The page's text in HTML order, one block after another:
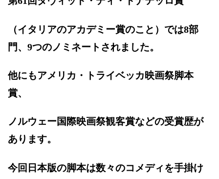
（イタリアのアカデミー賞のこと）では8部
門、9つのノミネートされました。
他にもアメリカ・トライベッカ映画祭脚本
賞、
ノルウェー国際映画祭観客賞などの受賞歴が
あります。
今回日本版の脚本は数々のコメディを手掛け